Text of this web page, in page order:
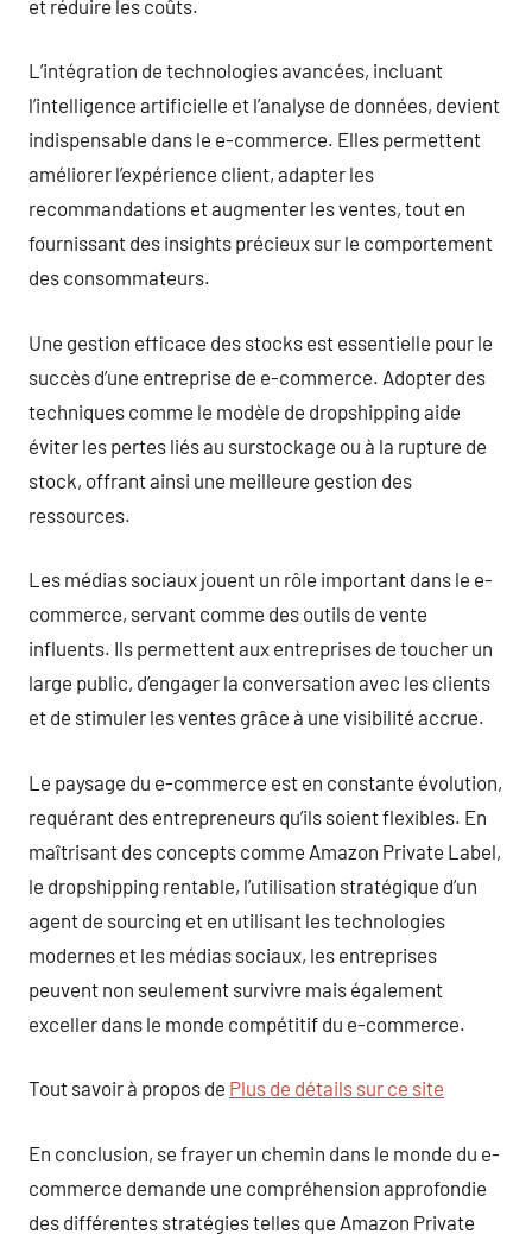
et réduire les coûts.
L’intégration de technologies avancées, incluant
l’intelligence artificielle et l’analyse de données, devient
indispensable dans le e-commerce. Elles permettent
améliorer l’expérience client, adapter les
recommandations et augmenter les ventes, tout en
fournissant des insights précieux sur le comportement
des consommateurs.
Une gestion efficace des stocks est essentielle pour le
succès d’une entreprise de e-commerce. Adopter des
techniques comme le modèle de dropshipping aide
éviter les pertes liés au surstockage ou à la rupture de
stock, offrant ainsi une meilleure gestion des
ressources.
Les médias sociaux jouent un rôle important dans le e-
commerce, servant comme des outils de vente
influents. Ils permettent aux entreprises de toucher un
large public, d’engager la conversation avec les clients
et de stimuler les ventes grâce à une visibilité accrue.
Le paysage du e-commerce est en constante évolution,
requérant des entrepreneurs qu’ils soient flexibles. En
maîtrisant des concepts comme Amazon Private Label,
le dropshipping rentable, l’utilisation stratégique d’un
agent de sourcing et en utilisant les technologies
modernes et les médias sociaux, les entreprises
peuvent non seulement survivre mais également
exceller dans le monde compétitif du e-commerce.
Tout savoir à propos de Plus de détails sur ce site
En conclusion, se frayer un chemin dans le monde du e-
commerce demande une compréhension approfondie
des différentes stratégies telles que Amazon Private